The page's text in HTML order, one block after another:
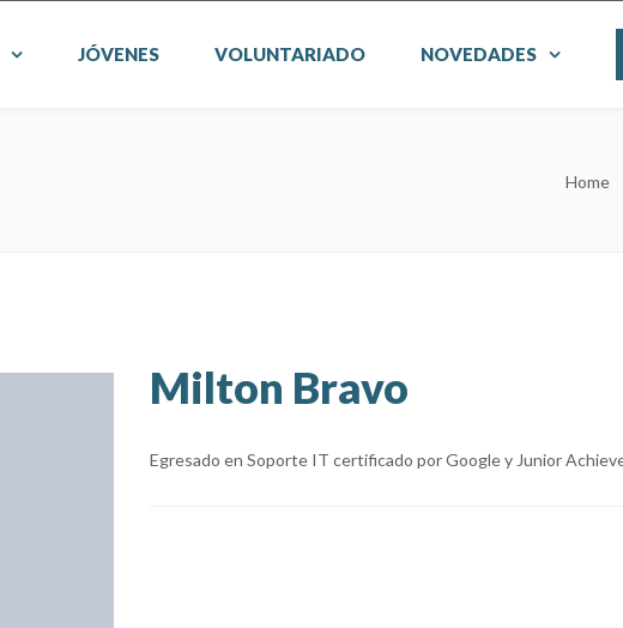
JÓVENES VOLUNTARIADO NOVEDADES
Home
Milton Bravo
Egresado en Soporte IT certificado por Google y Junior